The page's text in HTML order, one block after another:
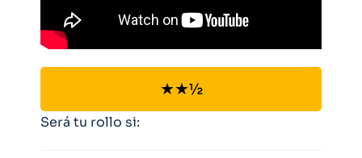
★★½
Será tu rollo si: